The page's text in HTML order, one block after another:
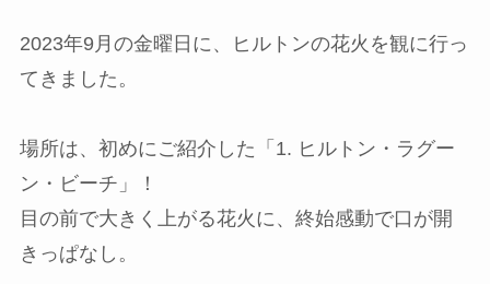
2023年9月の金曜日に、ヒルトンの花火を観に行っ
てきました。
場所は、初めにご紹介した「1. ヒルトン・ラグー
ン・ビーチ」！
目の前で大きく上がる花火に、終始感動で口が開
きっぱなし。